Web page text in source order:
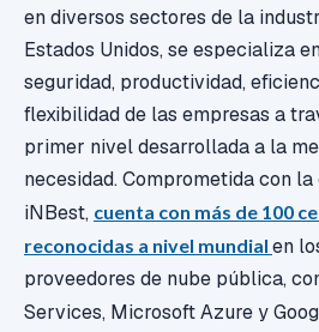
en diversos sectores de la
Estados Unidos, se especializa
seguridad, productividad,
flexibilidad de las empresas a
primer nivel desarrollada a la
necesidad. Comprometida con la
iNBest, cuenta con más de 100
reconocidas a nivel mundial en
proveedores de nube pública,
Services, Microsoft Azure y